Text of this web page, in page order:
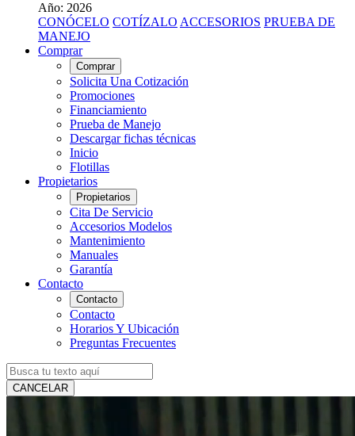
Año: 2026
CONÓCELO COTÍZALO ACCESORIOS PRUEBA DE
MANEJO
Comprar
Comprar
Solicita Una Cotización
Promociones
Financiamiento
Prueba de Manejo
Descargar fichas técnicas
Inicio
Flotillas
Propietarios
Propietarios
Cita De Servicio
Accesorios Modelos
Mantenimiento
Manuales
Garantía
Contacto
Contacto
Contacto
Horarios Y Ubicación
Preguntas Frecuentes
CANCELAR